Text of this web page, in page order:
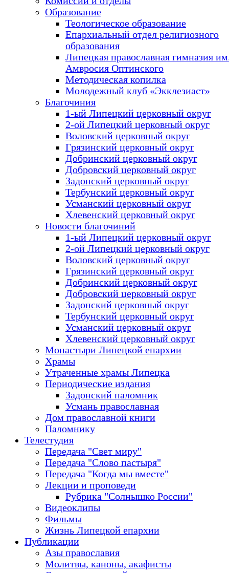
Образование
Теологическое образование
Епархиальный отдел религиозного
образования
Липецкая православная гимназия
Амвросия Оптинского
Методическая копилка
Молодежный клуб «Экклезиаст»
Благочиния
1-ый Липецкий церковный округ
2-ой Липецкий церковный округ
Воловский церковный округ
Грязинский церковный округ
Добринский церковный округ
Добровский церковный округ
Задонский церковный округ
Тербунский церковный округ
Усманский церковный округ
Хлевенский церковный округ
Новости благочиний
1-ый Липецкий церковный округ
2-ой Липецкий церковный округ
Воловский церковный округ
Грязинский церковный округ
Добринский церковный округ
Добровский церковный округ
Задонский церковный округ
Тербунский церковный округ
Усманский церковный округ
Хлевенский церковный округ
Монастыри Липецкой епархии
Храмы
Утраченные храмы Липецка
Периодические издания
Задонский паломник
Усмань православная
Дом православной книги
Паломнику
Телестудия
Передача "Свет миру"
Передача "Слово пастыря"
Передача "Когда мы вместе"
Лекции и проповеди
Рубрика "Солнышко России"
Видеоклипы
Фильмы
Жизнь Липецкой епархии
Публикации
Азы православия
Молитвы, каноны, акафисты